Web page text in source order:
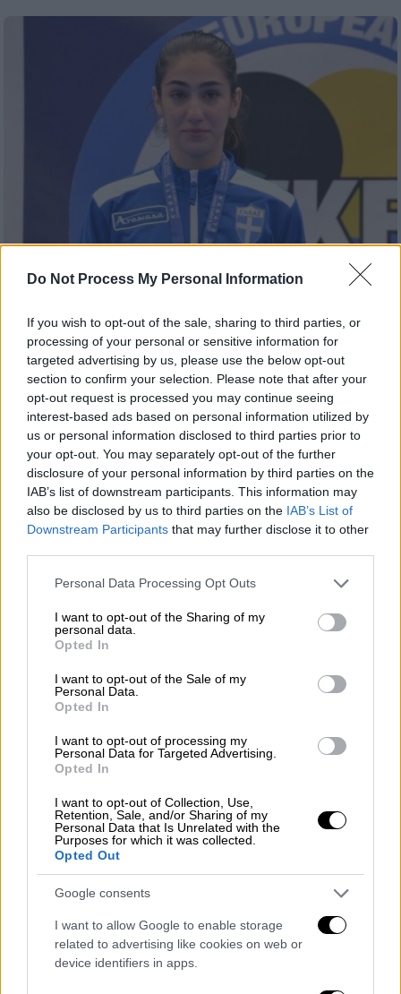
Do Not Process My Personal Information
If you wish to opt-out of the sale, sharing to third parties, or
processing of your personal or sensitive information for
targeted advertising by us, please use the below opt-out
section to confirm your selection. Please note that after your
opt-out request is processed you may continue seeing
interest-based ads based on personal information utilized by
us or personal information disclosed to third parties prior to
your opt-out. You may separately opt-out of the further
disclosure of your personal information by third parties on the
IAB’s list of downstream participants. This information may
also be disclosed by us to third parties on the IAB’s List of
Downstream Participants that may further disclose it to other
Please note that this website/app uses one or more Google
not limited to your visit or usage behaviour. You may click to
grant or deny consent to Google and its third-party tags to
use your data for below specified purposes in below Google
consent section.
Personal Data Processing Opt Outs
I want to opt-out of the Sharing of my
personal data.
Opted In
I want to opt-out of the Sale of my
Personal Data.
Opted In
I want to opt-out of processing my
Personal Data for Targeted Advertising.
Opted In
I want to opt-out of Collection, Use,
Retention, Sale, and/or Sharing of my
Personal Data that Is Unrelated with the
Purposes for which it was collected.
Opted Out
Google consents
I want to allow Google to enable storage
related to advertising like cookies on web or
device identifiers in apps.
Λυδία Ξένου: «Χρυσή» στο Ευρωπαϊκό
Πρωτάθλημα Καράτε Νεανίδων
Η 14χρονη αθλήτρια, αδερφή του Διονύση
Ξένου κατέκτησε το χρυσό μετάλλιο
απέναντι στην Ολλανδή Μαμαντέους με 1-0
Αθλητισμός|05.06.2021 19:45
ομερτά στο ελληνικό καράτε - Τι
καταγγέλλει
H παγκόσμια πρωταθλήτρια του καράτε,
Έλενα Χατζηλιάδου μίλησε για εκφοβισμούς
και απειλές στον χώρο του καράτε -
«Περίμενα 10 χρόνια αυτή τη στιγμή», τόνισε